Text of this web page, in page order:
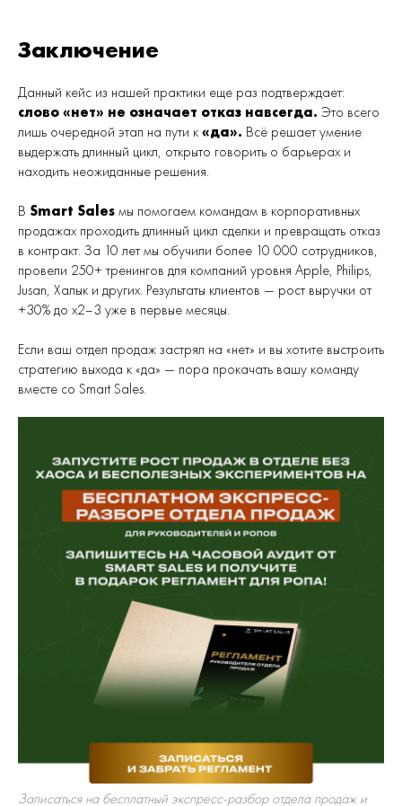
Заключение
Данный кейс из нашей практики еще раз подтверждает:
слово «нет» не означает отказ навсегда. Это всего
лишь очередной этап на пути к«да». Всё решает умение
выдержать длинный цикл, открыто говорить о барьерах и
находить неожиданные решения.
В Smart Salesмы помогаем командам в корпоративных
продажах проходить длинный цикл сделки и превращать отказ
в контракт. За 10 лет мы обучили более 10 000 сотрудников,
провели 250+ тренингов для компаний уровня Apple, Philips,
Jusan, Халык и других. Результаты клиентов — рост выручки от
+30% до x2–3 уже в первые месяцы.
Если ваш отдел продаж застрял на «нет» и вы хотите выстроить
стратегию выхода к «да» — пора прокачать вашу команду
вместе со Smart Sales.
Записаться на бесплатный экспресс-разбор отдела продаж и